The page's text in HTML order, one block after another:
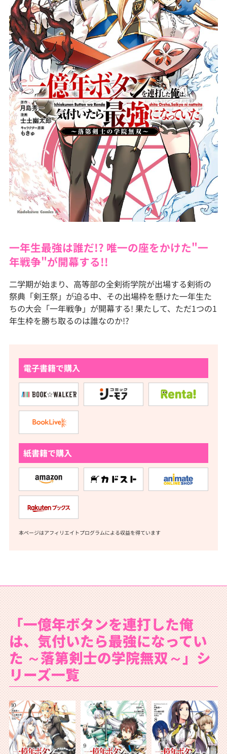
一年生最強は誰だ!? 唯一の座をかけた"一
年戦争"が開幕する!!
二学期が始まり、高等部の全剣術学院が出場する剣術の
祭典「剣王祭」が迫る中、その出場枠を懸けた一年生た
ちの大会「一年戦争」が開幕する! 果たして、ただ1つの1
年生枠を勝ち取るのは誰なのか!?
電子書籍で購入
紙書籍で購入
本ページはアフィリエイトプログラムによる収益を得ています
「一億年ボタンを連打した俺
は、気付いたら最強になってい
た ～落第剣士の学院無双～」シ
リーズ一覧